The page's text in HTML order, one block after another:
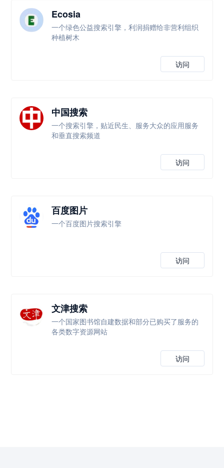
Ecosia
一个绿色公益搜索引擎，利润捐赠给非营利组织
种植树木
访问
中国搜索
一个搜索引擎，贴近民生、服务大众的应用服务
和垂直搜索频道
访问
百度图片
一个百度图片搜索引擎
访问
文津搜索
一个国家图书馆自建数据和部分已购买了服务的
各类数字资源网站
访问